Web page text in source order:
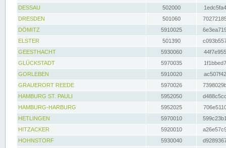
DESSAU
502000
DRESDEN
501060
DÖMITZ
5910025
ELSTER
501390
GEESTHACHT
5930060
GLÜCKSTADT
5970035
GORLEBEN
5910020
GRAUERORT REEDE
5970026
HAMBURG ST. PAULI
5952050
HAMBURG-HARBURG
5952025
HETLINGEN
5970010
HITZACKER
5920010
HOHNSTORF
5930040